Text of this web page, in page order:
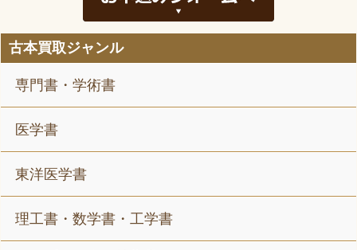
古本買取ジャンル
専門書・学術書
医学書
東洋医学書
理工書・数学書・工学書